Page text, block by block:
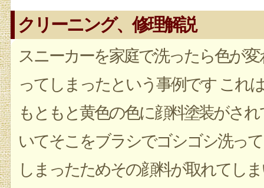
クリーニング、修理解説
スニーカーを家庭で洗ったら色が変
ってしまったという事例です これ
もともと黄色の色に顔料塗装がされ
いてそこをブラシでゴシゴシ洗って
しまったためその顔料が取れてし